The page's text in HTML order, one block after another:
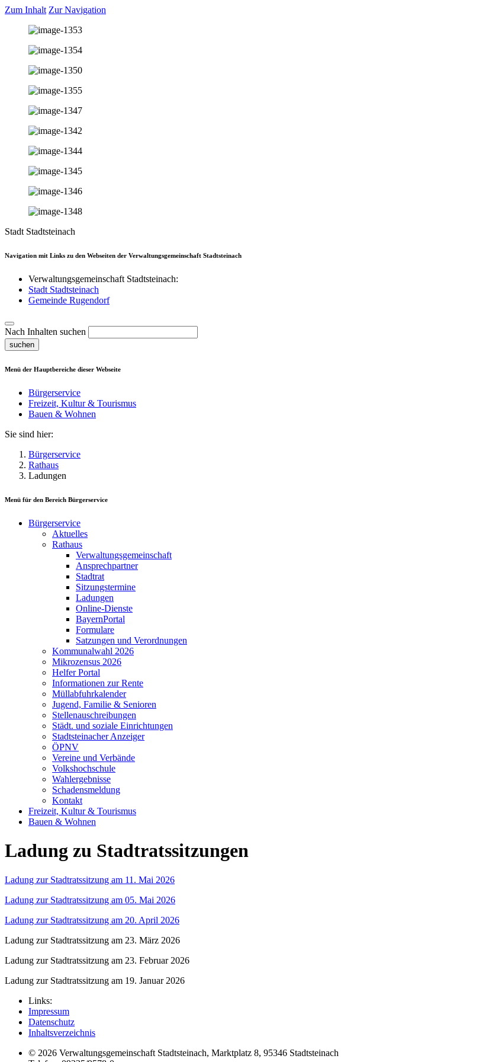
Zum Inhalt Zur Navigation
Stadt Stadtsteinach
Navigation mit Links zu den Webseiten der Verwaltungsgemeinschaft Stadtsteinach
Verwaltungsgemeinschaft Stadtsteinach:
Stadt Stadtsteinach
Gemeinde Rugendorf
Nach Inhalten suchen
suchen
Menü der Hauptbereiche dieser Webseite
Bürgerservice
Freizeit, Kultur & Tourismus
Bauen & Wohnen
Sie sind hier:
Bürgerservice
Rathaus
Ladungen
Menü für den Bereich Bürgerservice
Bürgerservice
Aktuelles
Rathaus
Verwaltungsgemeinschaft
Ansprechpartner
Stadtrat
Sitzungstermine
Ladungen
Online-Dienste
BayernPortal
Formulare
Satzungen und Verordnungen
Kommunalwahl 2026
Mikrozensus 2026
Helfer Portal
Informationen zur Rente
Müllabfuhrkalender
Jugend, Familie & Senioren
Stellenauschreibungen
Städt. und soziale Einrichtungen
Stadtsteinacher Anzeiger
ÖPNV
Vereine und Verbände
Volkshochschule
Wahlergebnisse
Schadensmeldung
Kontakt
Freizeit, Kultur & Tourismus
Bauen & Wohnen
Ladung zu Stadtratssitzungen
Ladung zur Stadtratssitzung am 11. Mai 2026
Ladung zur Stadtratssitzung am 05. Mai 2026
Ladung zur Stadtratssitzung am 20. April 2026
Ladung zur Stadtratssitzung am 23. März 2026
Ladung zur Stadtratssitzung am 23. Februar 2026
Ladung zur Stadtratssitzung am 19. Januar 2026
Links:
Impressum
Datenschutz
Inhaltsverzeichnis
© 2026 Verwaltungsgemeinschaft Stadtsteinach, Marktplatz 8, 95346 Stadtsteinach